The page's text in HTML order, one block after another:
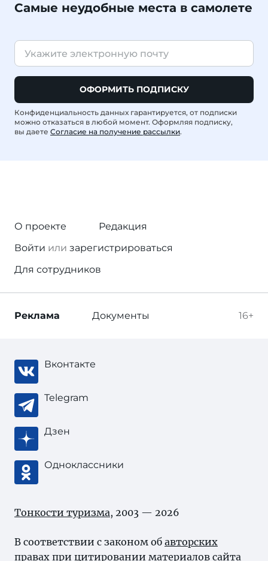
Самые неудобные места в самолете
ОФОРМИТЬ ПОДПИСКУ
Конфиденциальность данных гарантируется, от подписки
можно отказаться в любой момент. Оформляя подписку,
вы даете Согласие на получение рассылки.
О проекте
Редакция
Войти или зарегистрироваться
Для сотрудников
16+
Реклама Документы
Вконтакте
Telegram
Дзен
Одноклассники
Тонкости туризма, 2003 — 2026
В соответствии с законом об авторских
правах при цитировании материалов сайта